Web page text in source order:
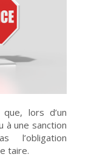
lors d’un
à une sanction
l’obligation
taire.